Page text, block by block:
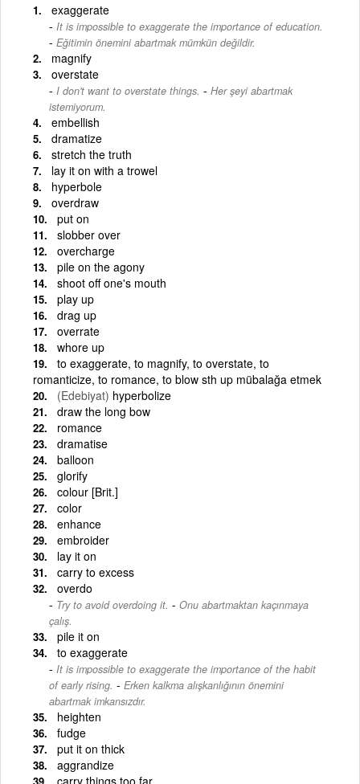
exaggerate
It is impossible to exaggerate the importance of education.
- Eğitimin önemini abartmak mümkün değildir.
magnify
overstate
I don't want to overstate things. - Her şeyi abartmak
istemiyorum.
embellish
dramatize
stretch the truth
lay it on with a trowel
hyperbole
overdraw
put on
slobber over
overcharge
pile on the agony
shoot off one's mouth
play up
drag up
overrate
whore up
to exaggerate, to magnify, to overstate, to
romanticize, to romance, to blow sth up mübalağa etmek
(Edebiyat) hyperbolize
draw the long bow
romance
dramatise
balloon
glorify
colour [Brit.]
color
enhance
embroider
lay it on
carry to excess
overdo
Try to avoid overdoing it. - Onu abartmaktan kaçınmaya
çalış.
pile it on
to exaggerate
It is impossible to exaggerate the importance of the habit
of early rising. - Erken kalkma alışkanlığının önemini
abartmak imkansızdır.
heighten
fudge
put it on thick
aggrandize
carry things too far